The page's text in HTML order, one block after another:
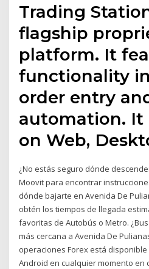
Trading
flagship
platform. It
functionality
order entry
automation. It
on Web,
¿No estás seguro dónde
Moovit para encontrar
dónde bajarte en Avenida De
obtén los tiempos de llegada
favoritas de Autobús o Metro.
más cercana a Avenida De
operaciones Forex está
Android en cualquier momento en